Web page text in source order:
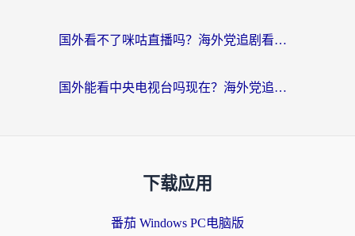
国外看不了咪咕直播吗？海外党追剧看片的加速器选择指南
国外能看中央电视台吗现在？海外党追剧看央视的实用指南
下载应用
番茄 Windows PC电脑版